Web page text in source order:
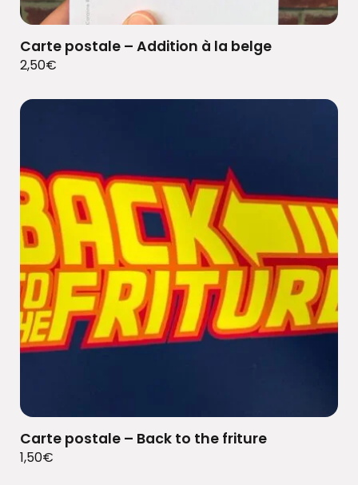
Carte postale – Addition à la belge
2,50€
Carte postale – Back to the friture
1,50€